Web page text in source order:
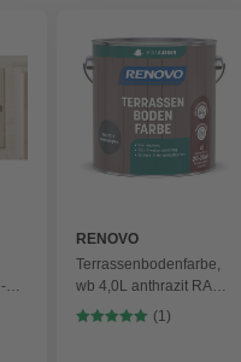
RENOVO
Terrassenbodenfarbe,
wb 4,0L anthrazit RAL
7016 - grau
(1)